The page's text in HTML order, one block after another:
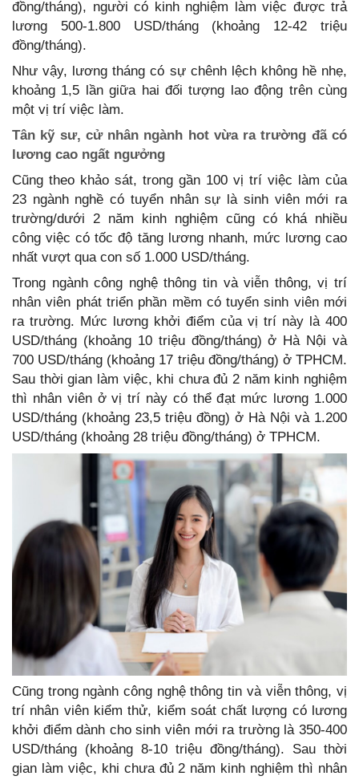
đồng/tháng), người có kinh nghiệm làm việc được trả
lương 500-1.800 USD/tháng (khoảng 12-42 triệu
đồng/tháng).
Như vậy, lương tháng có sự chênh lệch không hề nhẹ,
khoảng 1,5 lần giữa hai đối tượng lao động trên cùng
một vị trí việc làm.
Tân kỹ sư, cử nhân ngành hot vừa ra trường đã có
lương cao ngất ngưởng
Cũng theo khảo sát, trong gần 100 vị trí việc làm của
23 ngành nghề có tuyển nhân sự là sinh viên mới ra
trường/dưới 2 năm kinh nghiệm cũng có khá nhiều
công việc có tốc độ tăng lương nhanh, mức lương cao
nhất vượt qua con số 1.000 USD/tháng.
Trong ngành công nghệ thông tin và viễn thông, vị trí
nhân viên phát triển phần mềm có tuyển sinh viên mới
ra trường. Mức lương khởi điểm của vị trí này là 400
USD/tháng (khoảng 10 triệu đồng/tháng) ở Hà Nội và
700 USD/tháng (khoảng 17 triệu đồng/tháng) ở TPHCM.
Sau thời gian làm việc, khi chưa đủ 2 năm kinh nghiệm
thì nhân viên ở vị trí này có thể đạt mức lương 1.000
USD/tháng (khoảng 23,5 triệu đồng) ở Hà Nội và 1.200
USD/tháng (khoảng 28 triệu đồng/tháng) ở TPHCM.
Cũng trong ngành công nghệ thông tin và viễn thông, vị
trí nhân viên kiểm thử, kiểm soát chất lượng có lương
khởi điểm dành cho sinh viên mới ra trường là 350-400
USD/tháng (khoảng 8-10 triệu đồng/tháng). Sau thời
gian làm việc, khi chưa đủ 2 năm kinh nghiệm thì nhân